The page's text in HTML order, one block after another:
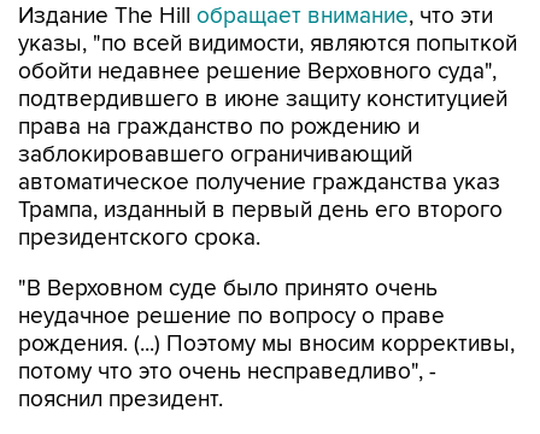
Издание The Hill обращает внимание, что эти
указы, "по всей видимости, являются попыткой
обойти недавнее решение Верховного суда",
подтвердившего в июне защиту конституцией
права на гражданство по рождению и
заблокировавшего ограничивающий
автоматическое получение гражданства указ
Трампа, изданный в первый день его второго
президентского срока.
"В Верховном суде было принято очень
неудачное решение по вопросу о праве
рождения. (...) Поэтому мы вносим коррективы,
потому что это очень несправедливо", -
пояснил президент.